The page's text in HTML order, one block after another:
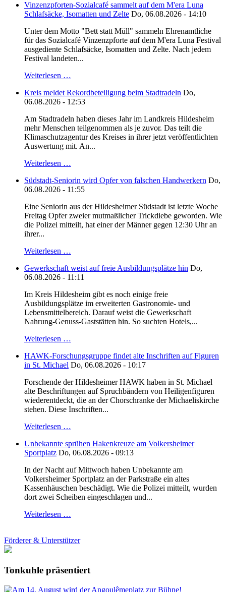
Vinzenzpforten-Sozialcafé sammelt auf dem M'era Luna
Schlafsäcke, Isomatten und Zelte Do, 06.08.2026 - 14:10
Unter dem Motto "Bett statt Müll" sammeln Ehrenamtliche
für das Sozialcafé Vinzenzpforte auf dem M'era Luna Festival
ausgediente Schlafsäcke, Isomatten und Zelte. Nach jedem
Festival landeten...
Weiterlesen …
Kreis meldet Rekordbeteiligung beim Stadtradeln Do,
06.08.2026 - 12:53
Am Stadtradeln haben dieses Jahr im Landkreis Hildesheim
mehr Menschen teilgenommen als je zuvor. Das teilt die
Klimaschutzagentur des Kreises in ihrer jetzt veröffentlichten
Auswertung mit. An...
Weiterlesen …
Südstadt-Seniorin wird Opfer von falschen Handwerkern Do,
06.08.2026 - 11:55
Eine Seniorin aus der Hildesheimer Südstadt ist letzte Woche
Freitag Opfer zweier mutmaßlicher Trickdiebe geworden. Wie
die Polizei mitteilt, hat einer der Männer gegen 12:30 Uhr an
ihrer...
Weiterlesen …
Gewerkschaft weist auf freie Ausbildungsplätze hin Do,
06.08.2026 - 11:11
Im Kreis Hildesheim gibt es noch einige freie
Ausbildungsplätze im erweiterten Gastronomie- und
Lebensmittelbereich. Darauf weist die Gewerkschaft
Nahrung-Genuss-Gaststätten hin. So suchten Hotels,...
Weiterlesen …
HAWK-Forschungsgruppe findet alte Inschriften auf Figuren
in St. Michael Do, 06.08.2026 - 10:17
Forschende der Hildesheimer HAWK haben in St. Michael
alte Beschriftungen auf Spruchbändern von Heiligenfiguren
wiederentdeckt, die an der Chorschranke der Michaeliskirche
stehen. Diese Inschriften...
Weiterlesen …
Unbekannte sprühen Hakenkreuze am Volkersheimer
Sportplatz Do, 06.08.2026 - 09:13
In der Nacht auf Mittwoch haben Unbekannte am
Volkersheimer Sportplatz an der Parkstraße ein altes
Kassenhäuschen beschädigt. Wie die Polizei mitteilt, wurden
dort zwei Scheiben eingeschlagen und...
Weiterlesen …
Förderer & Unterstützer
Tonkuhle präsentiert